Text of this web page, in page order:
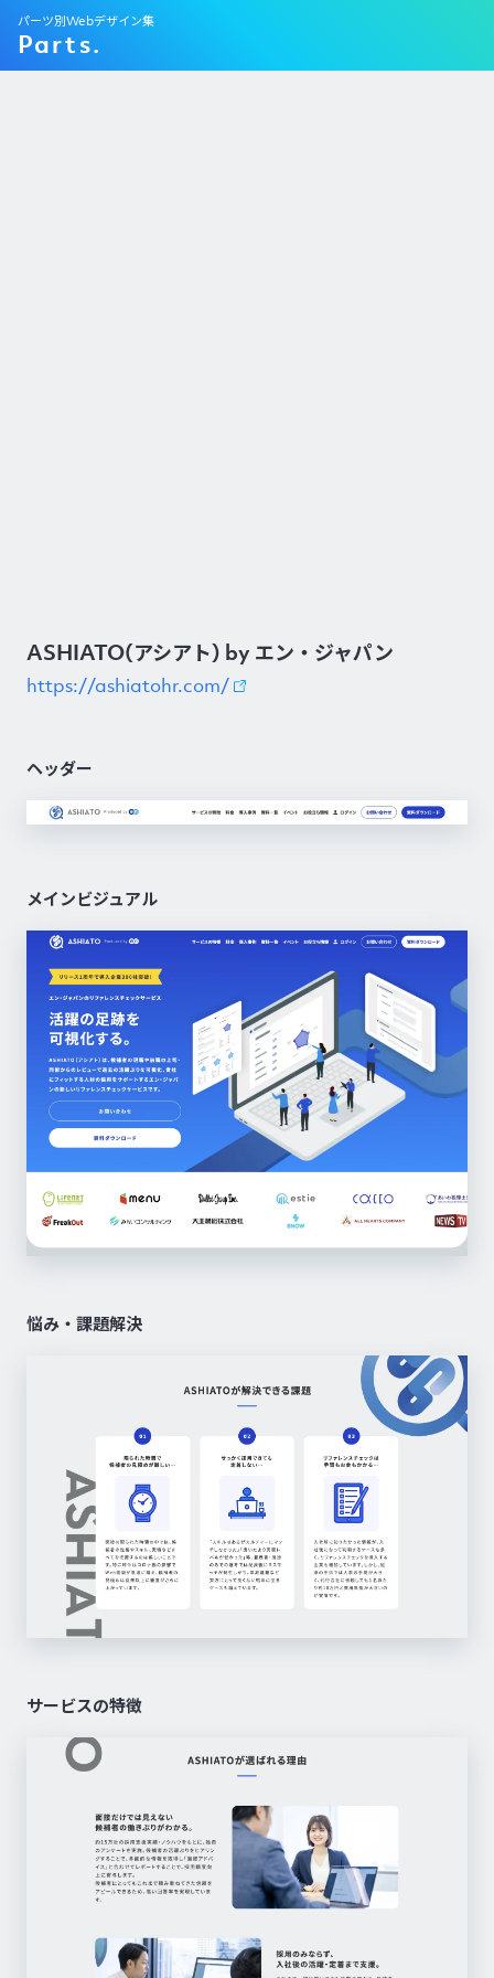
Parts.
パーツ別Webデザイン集
ASHIATO(アシアト) by エン・ジャパン
https://ashiatohr.com/
ヘッダー
メインビジュアル
悩み・課題解決
サービスの特徴